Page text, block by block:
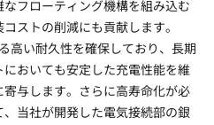
フローティング機構を組み込む
ストの削減にも貢献します。
高い耐久性を確保しており、長期
おいても安定した充電性能を維
与します。さらに高寿命化が必
当社が開発した電気接続部の銀